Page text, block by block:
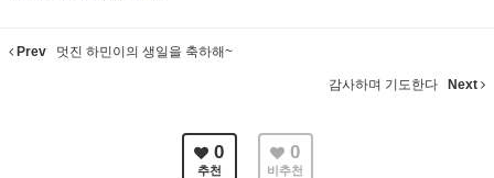
Prev 멋진 하민이의 생일을 축하해~
감사하며 기도한다 Next
0
추천
0
비추천